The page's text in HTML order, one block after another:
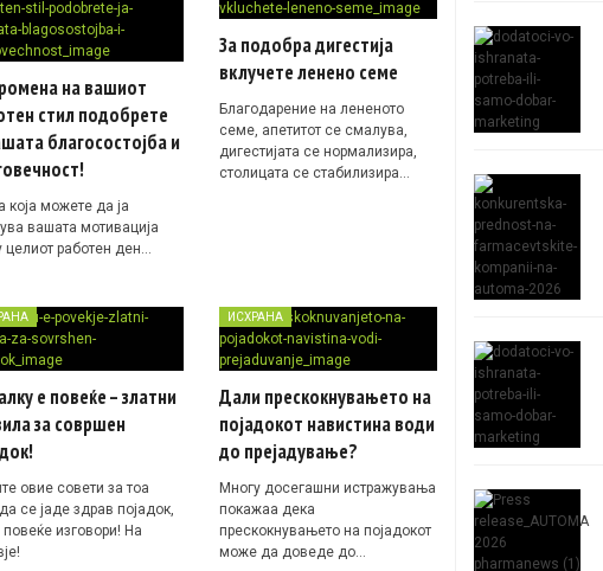
на вашиот
стил подобрете
благосостојба и
која можете да ја
вашата мотивација
целиот работен ден…
За подобра дигестија
вклучете ленено семе
Благодарение на лененото
семе, апетитот се смалува,
дигестијата се нормализира,
столицата се стабилизира…
е повеќе – златни
за совршен
овие совети за тоа
се јаде здрав појадок,
изговори! На
ИСХРАНА
Дали прескокнувањето на
појадокот навистина води
до прејадување?
Многу досегашни истражувања
покажаа дека
прескокнувањето на појадокот
може да доведе до…